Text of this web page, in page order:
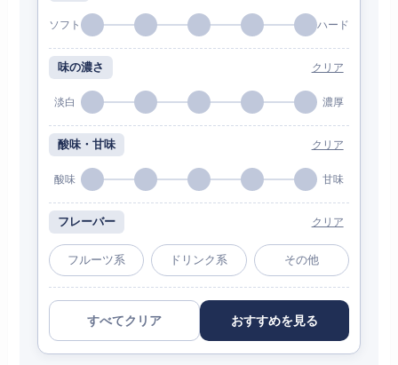
ソフト ハード
味の濃さ クリア
淡白 濃厚
酸味・甘味 クリア
酸味 甘味
フレーバー クリア
フルーツ系 ドリンク系 その他
すべてクリア おすすめを見る